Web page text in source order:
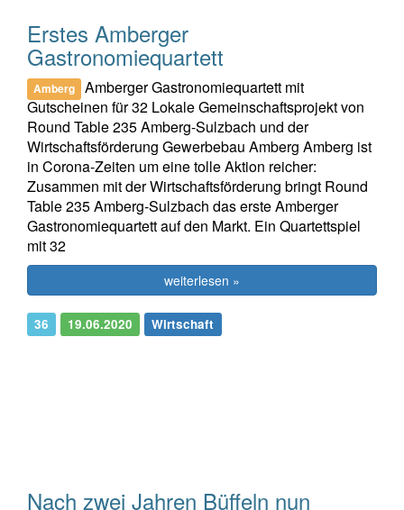
Erstes Amberger
Gastronomiequartett
Amberg
Amberger Gastronomiequartett mit
Gutscheinen für 32 Lokale Gemeinschaftsprojekt von
Round Table 235 Amberg-Sulzbach und der
Wirtschaftsförderung Gewerbebau Amberg Amberg ist
in Corona-Zeiten um eine tolle Aktion reicher:
Zusammen mit der Wirtschaftsförderung bringt Round
Table 235 Amberg-Sulzbach das erste Amberger
Gastronomiequartett auf den Markt. Ein Quartettspiel
mit 32
weiterlesen »
36 19.06.2020 Wirtschaft
Nach zwei Jahren Büffeln nun